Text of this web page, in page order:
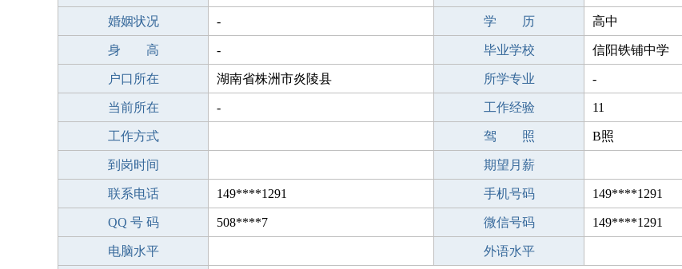
婚姻状况 - 学 历 高中
身 高 - 毕业学校 信阳铁铺中学
户口所在 湖南省株洲市炎陵县 所学专业 -
当前所在 - 工作经验 11
工作方式 驾 照 B照
到岗时间 期望月薪
联系电话 149****1291 手机号码 149****1291
QQ 号 码 508****7 微信号码 149****1291
电脑水平 外语水平